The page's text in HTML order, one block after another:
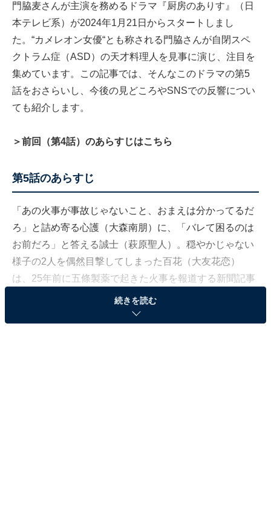
門脇麦さんが主演を務めるドラマ『厨房のありす』（日
本テレビ系）が2024年1月21日からスタートしまし
た。“カメレオン女優“とも称される門脇さんが自閉スペ
クトラム症（ASD）の天才料理人を見事に演じ、注目を
集めています。この記事では、そんなこのドラマの第5
話をおさらいし、今後の見どころやSNSでの反響につい
ても紹介します。
＞前回（第4話）のあらすじはこちら
第5話のあらすじ
「あの火事が事故じゃないこと、おまえは分かってるだ
ろ」と詰め寄る心護（大森南朋）に、「バレて困るのは
お前だろ」と答える誠士（萩原聖人）。穏やかじゃない
様子の2人を偶然目撃してしまった百花（大友花恋）
は、25年前に五條製薬で起きた火事を報道する新聞記事
を目にし、何かを察します。続きを読む